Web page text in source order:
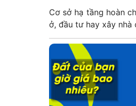
Cơ sở hạ tầng hoàn
ở, đầu tư hay xây nhà